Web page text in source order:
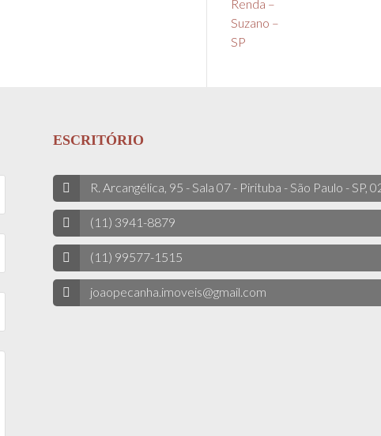
ESCRITÓRIO
R. Arcangélica, 95 - Sala 07 - Pirituba - São Paulo - SP,
(11) 3941-8879
(11) 99577-1515
joaopecanha.imoveis@gmail.com